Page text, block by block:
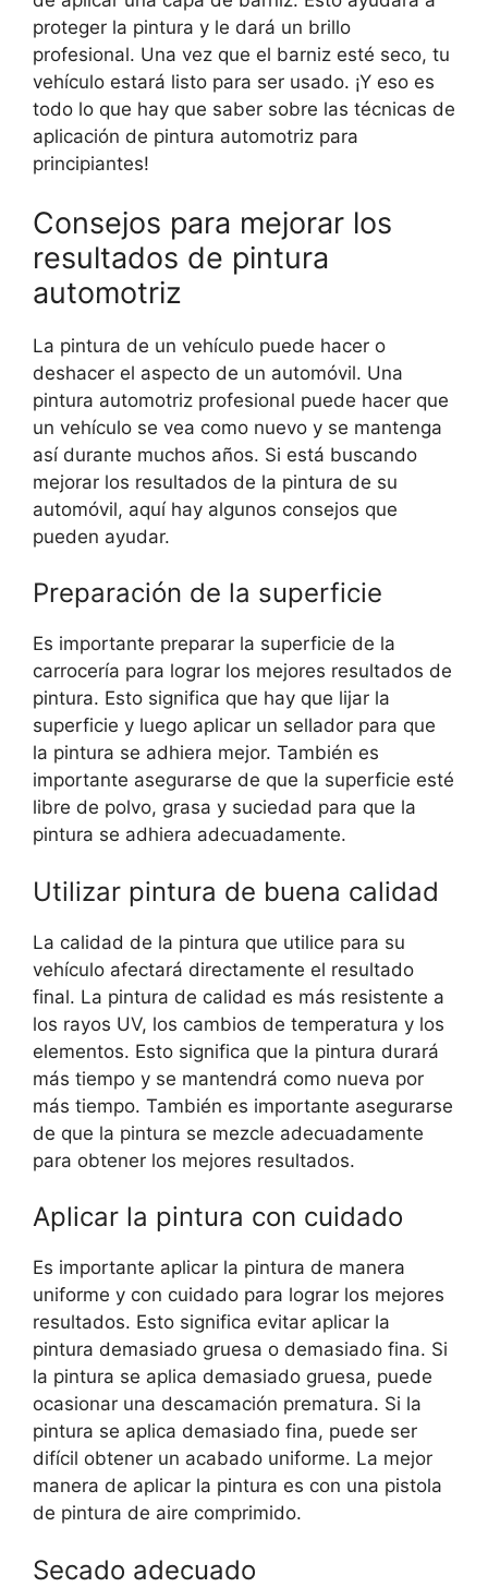
proteger la pintura y le dará un brillo
profesional. Una vez que el barniz esté seco, tu
vehículo estará listo para ser usado. ¡Y eso es
todo lo que hay que saber sobre las técnicas de
aplicación de pintura automotriz para
principiantes!
Consejos para mejorar los
resultados de pintura
automotriz
La pintura de un vehículo puede hacer o
deshacer el aspecto de un automóvil. Una
pintura automotriz profesional puede hacer que
un vehículo se vea como nuevo y se mantenga
así durante muchos años. Si está buscando
mejorar los resultados de la pintura de su
automóvil, aquí hay algunos consejos que
pueden ayudar.
Preparación de la superficie
Es importante preparar la superficie de la
carrocería para lograr los mejores resultados de
pintura. Esto significa que hay que lijar la
superficie y luego aplicar un sellador para que
la pintura se adhiera mejor. También es
importante asegurarse de que la superficie esté
libre de polvo, grasa y suciedad para que la
pintura se adhiera adecuadamente.
Utilizar pintura de buena calidad
La calidad de la pintura que utilice para su
vehículo afectará directamente el resultado
final. La pintura de calidad es más resistente a
los rayos UV, los cambios de temperatura y los
elementos. Esto significa que la pintura durará
más tiempo y se mantendrá como nueva por
más tiempo. También es importante asegurarse
de que la pintura se mezcle adecuadamente
para obtener los mejores resultados.
Aplicar la pintura con cuidado
Es importante aplicar la pintura de manera
uniforme y con cuidado para lograr los mejores
resultados. Esto significa evitar aplicar la
pintura demasiado gruesa o demasiado fina. Si
la pintura se aplica demasiado gruesa, puede
ocasionar una descamación prematura. Si la
pintura se aplica demasiado fina, puede ser
difícil obtener un acabado uniforme. La mejor
manera de aplicar la pintura es con una pistola
de pintura de aire comprimido.
Secado adecuado